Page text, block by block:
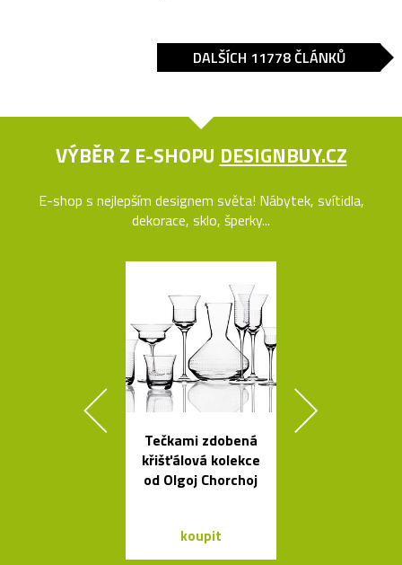
DALŠÍCH 11778 ČLÁNKŮ
VÝBĚR Z E-SHOPU DESIGNBUY.CZ
E-shop s nejlepším designem světa! Nábytek, svítidla,
dekorace, sklo, šperky...
Tečkami zdobená
křišťálová kolekce
od Olgoj Chorchoj
koupit